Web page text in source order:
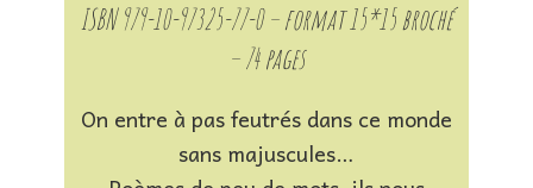
ISBN979-10-97325-77-0 – format 15*15 broché
– 74 pages
On entre à pas feutrés dans ce monde
sans majuscules…